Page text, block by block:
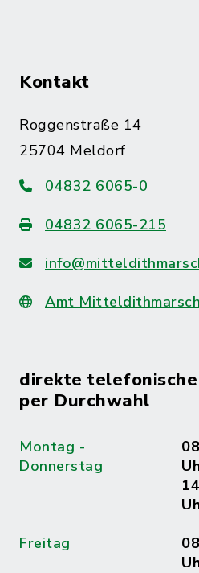
Kontakt
Roggenstraße 14
25704 Meldorf
04832 6065-0
04832 6065-215
Amt
direkte
per Durchwahl
Montag -
Donnerstag
Freitag